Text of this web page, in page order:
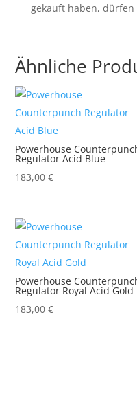
gekauft haben, dürfen
Ähnliche
Powerhouse
Regulator Acid Blue
183,00€
Powerhouse
Regulator Royal Acid Gold
183,00€